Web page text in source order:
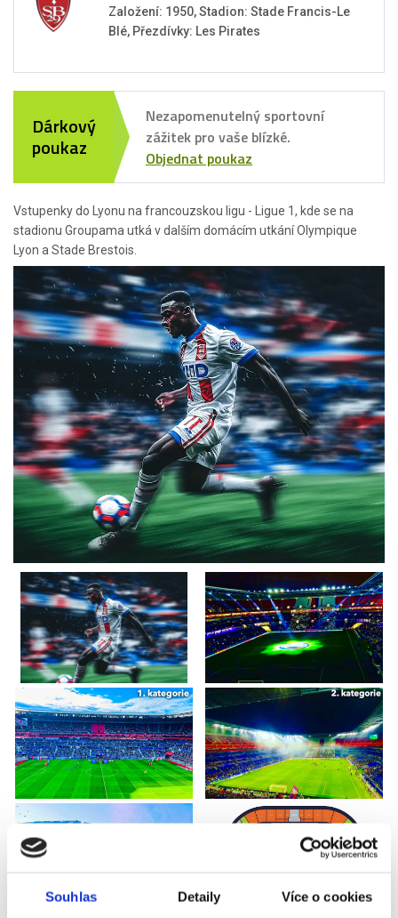
Souhlas Detaily Více o cookies
Vstupenky do Lyonu na francouzskou ligu - Ligue 1, kde se na
stadionu Groupama utká v dalším domácím utkání Olympique
Lyon a Stade Brestois.
Založení: 1950, Stadion: Stade Francis-Le
Blé, Přezdívky: Les Pirates
Dárkový
poukaz
Nezapomenutelný sportovní
zážitek pro vaše blízké.
Objednat poukaz